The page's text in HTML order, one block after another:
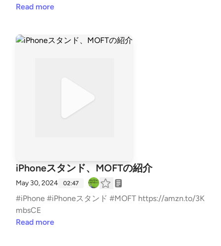
Read more
iPhoneスタンド、MOFTの紹介
May 30, 2024 02:47
#iPhone #iPhoneスタンド #MOFT https://amzn.to/3K
mbsCE
Read more